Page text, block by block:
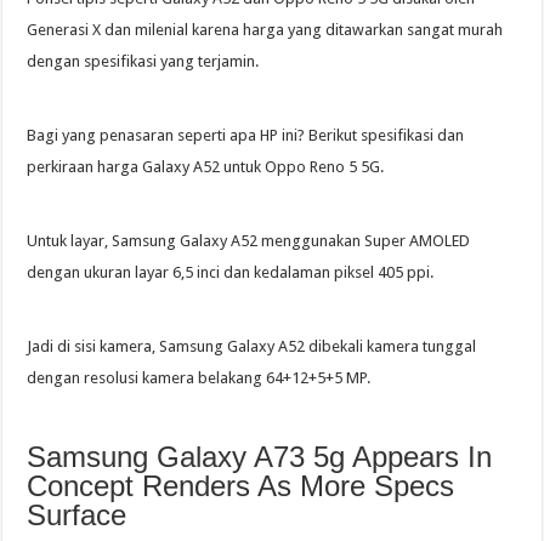
Generasi X dan milenial karena harga yang ditawarkan sangat murah
dengan spesifikasi yang terjamin.
Bagi yang penasaran seperti apa HP ini? Berikut spesifikasi dan
perkiraan harga Galaxy A52 untuk Oppo Reno 5 5G.
Untuk layar, Samsung Galaxy A52 menggunakan Super AMOLED
dengan ukuran layar 6,5 inci dan kedalaman piksel 405 ppi.
Jadi di sisi kamera, Samsung Galaxy A52 dibekali kamera tunggal
dengan resolusi kamera belakang 64+12+5+5 MP.
Samsung Galaxy A73 5g Appears In
Concept Renders As More Specs
Surface